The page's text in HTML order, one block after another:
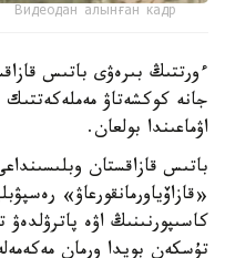
Видеодан алынған кадр
ءورتتىڭ بىرەۋى باتىس
جانە كوكشەتاۋ مەملەكەتتىك
اۋماعىندا بولعان.
باتىس قازاقستان
«قازاۆياورمانقورعاۋ»
كاسىپورنىنىڭ اۋە
تۇسكەن بويدا ورمان